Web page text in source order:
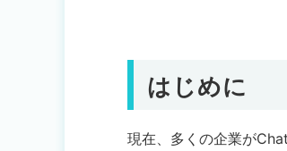
はじめに
現在、多くの企業が